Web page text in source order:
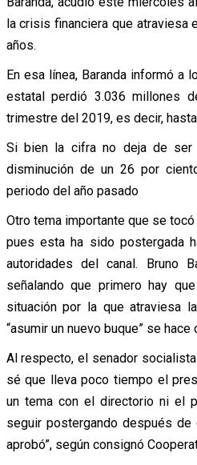
la crisis financiera que atraviesa
años.
En esa línea, Baranda informó a
estatal perdió 3.036 millones
trimestre del 2019, es decir,
Si bien la cifra no deja de ser
disminución de un 26 por
periodo del año pasado
Otro tema importante que se
pues esta ha sido postergada
autoridades del canal. Bruno
señalando que primero hay
situación por la que atraviesa
“asumir un nuevo buque” se hace
Al respecto, el senador
sé que lleva poco tiempo el
un tema con el directorio ni el
seguir postergando después
aprobó”, según consignó